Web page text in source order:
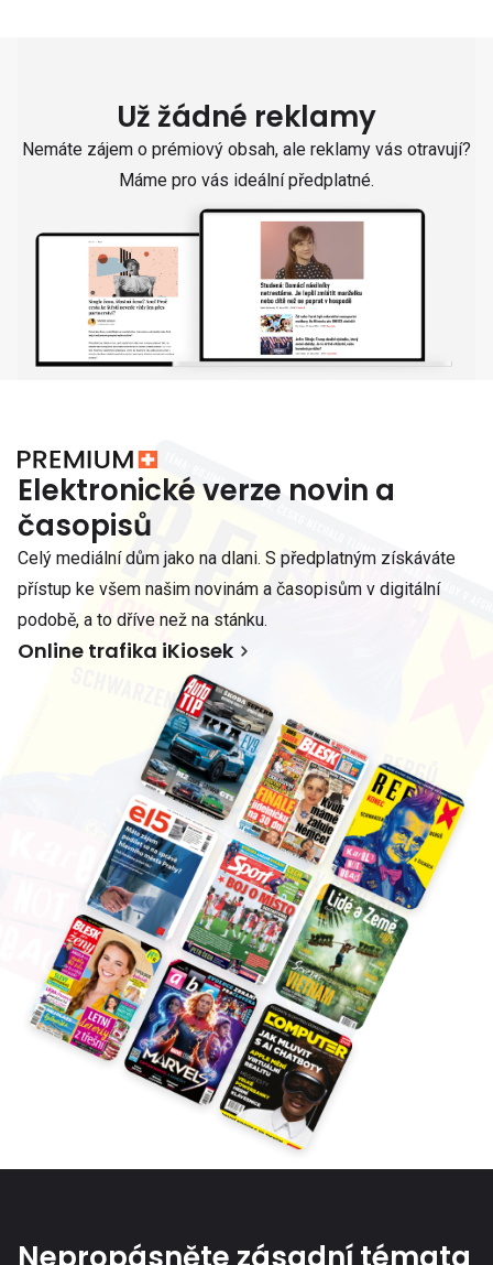
Už žádné reklamy
Nemáte zájem o prémiový obsah, ale reklamy vás otravují?
Máme pro vás ideální předplatné.
Elektronické verze novin a
časopisů
Celý mediální dům jako na dlani. S předplatným získáváte
přístup ke všem našim novinám a časopisům v digitální
podobě, a to dříve než na stánku.
Online trafika iKiosek